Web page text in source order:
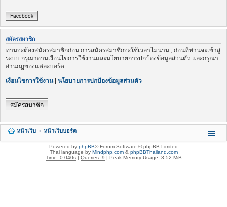
Facebook
สมัครสมาชิก
ท่านจะต้องสมัครสมาชิกก่อน การสมัครสมาชิกจะใช้เวลาไม่นาน ; ก่อนที่ท่านจะเข้าสู่
ระบบ กรุณาอ่านเงื่อนไขการใช้งานและนโยบายการปกป้องข้อมูลส่วนตัว และกรุณา
อ่านกฎของแต่ละบอร์ด
เงื่อนไขการใช้งาน| นโยบายการปกป้องข้อมูลส่วนตัว
สมัครสมาชิก
หน้าเว็บ หน้าเว็บบอร์ด
Powered by phpBB® Forum Software © phpBB Limited
Thai language by Mindphp.com& phpBBThailand.com
Time: 0.040s| Queries: 9 | Peak Memory Usage: 3.52 MiB